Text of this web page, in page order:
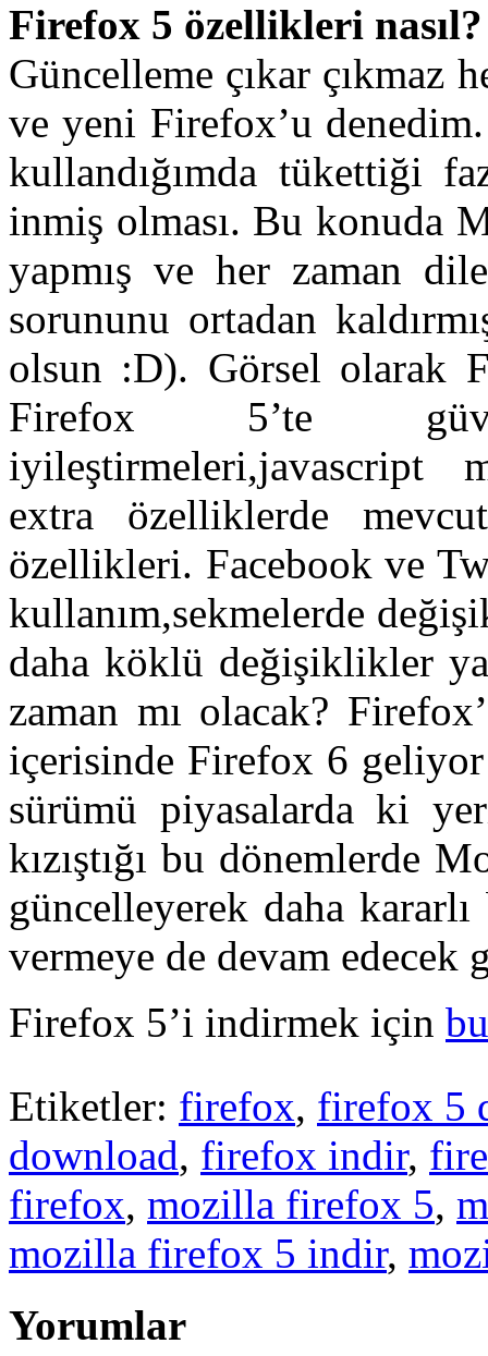
Firefox 5 özellikleri nasıl?
Güncelleme çıkar çıkmaz
ve yeni Firefox’u
kullandığımda tükettiği
inmiş olması. Bu konuda
yapmış ve her zaman
sorununu ortadan
olsun :D). Görsel olarak
Firefox 5’te
iyileştirmeleri,javascript
extra özelliklerde
özellikleri. Facebook ve
kullanım,sekmelerde
daha köklü değişiklikler
zaman mı olacak?
içerisinde Firefox 6
sürümü piyasalarda ki
kızıştığı bu dönemlerde
güncelleyerek daha
vermeye de devam edecek
Firefox 5’i indirmek için
Etiketler: firefox, firefox 5
download, firefox indir,
firefox, mozilla firefox 5,
mozilla firefox 5 indir,
Yorumlar